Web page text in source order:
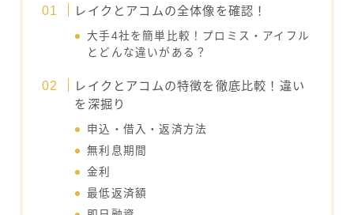
レイクとアコムの全体像を確認！
大手4社を簡単比較！プロミス・アイフル
とどんな違いがある？
レイクとアコムの特徴を徹底比較！違い
を深掘り
申込・借入・返済方法
無利息期間
金利
最低返済額